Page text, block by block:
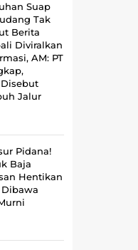
Suap
Tak
Berita
Diviralkan
‎AM: PT
Jalur
Pidana!
Baja
Hentikan
Dibawa